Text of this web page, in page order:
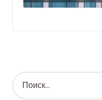
Н
а